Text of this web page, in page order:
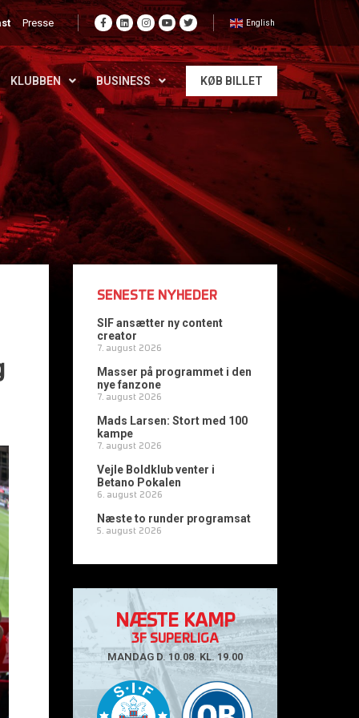
Presse English
KLUBBEN BUSINESS KØB BILLET
SENESTE NYHEDER
SIF ansætter ny content
creator
7. august 2026
Masser på programmet i den
nye fanzone
7. august 2026
Mads Larsen: Stort med 100
kampe
7. august 2026
Vejle Boldklub venter i
Betano Pokalen
6. august 2026
Næste to runder programsat
5. august 2026
NÆSTE KAMP
3F SUPERLIGA
MANDAG D. 10.08. KL. 19.00